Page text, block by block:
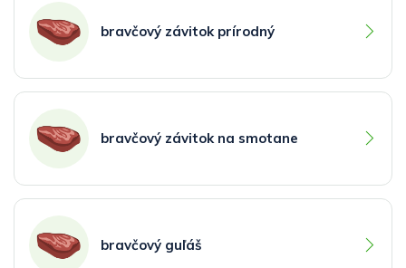
bravčový závitok prírodný
bravčový závitok na smotane
bravčový guľáš